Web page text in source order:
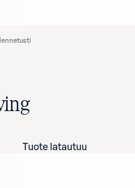
Tuote latautuu